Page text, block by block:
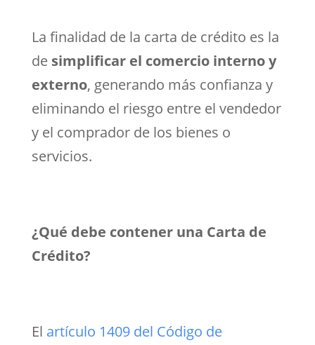
La finalidad de la carta de crédito es la
de simplificar el comercio interno y
externo, generando más confianza y
eliminando el riesgo entre el vendedor
y el comprador de los bienes o
servicios.
¿Qué debe contener una Carta de
Crédito?
El artículo 1409 del Código de